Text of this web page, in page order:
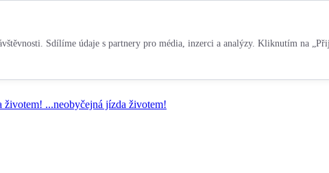
Sdílíme údaje s partnery pro média, inzerci a analýzy. Kliknutím na
životem! ...neobyčejná jízda životem!